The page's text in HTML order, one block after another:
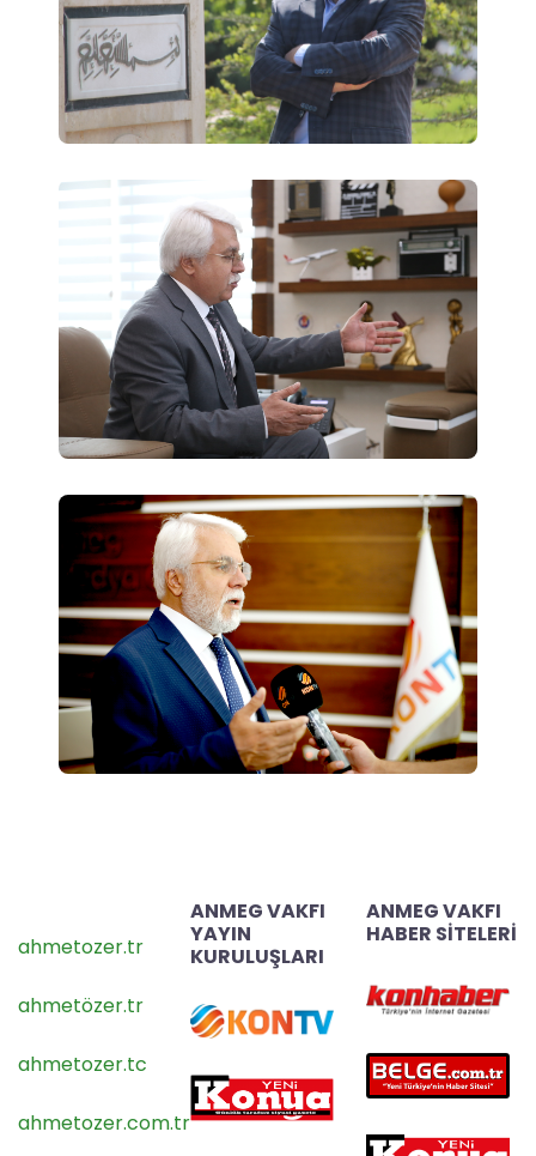
ahmetozer.tr
ahmetözer.tr
ahmetozer.tc
ahmetozer.com.tr
ANMEG VAKFI
YAYIN
KURULUŞLARI
ANMEG VAKFI
HABER SİTELERİ